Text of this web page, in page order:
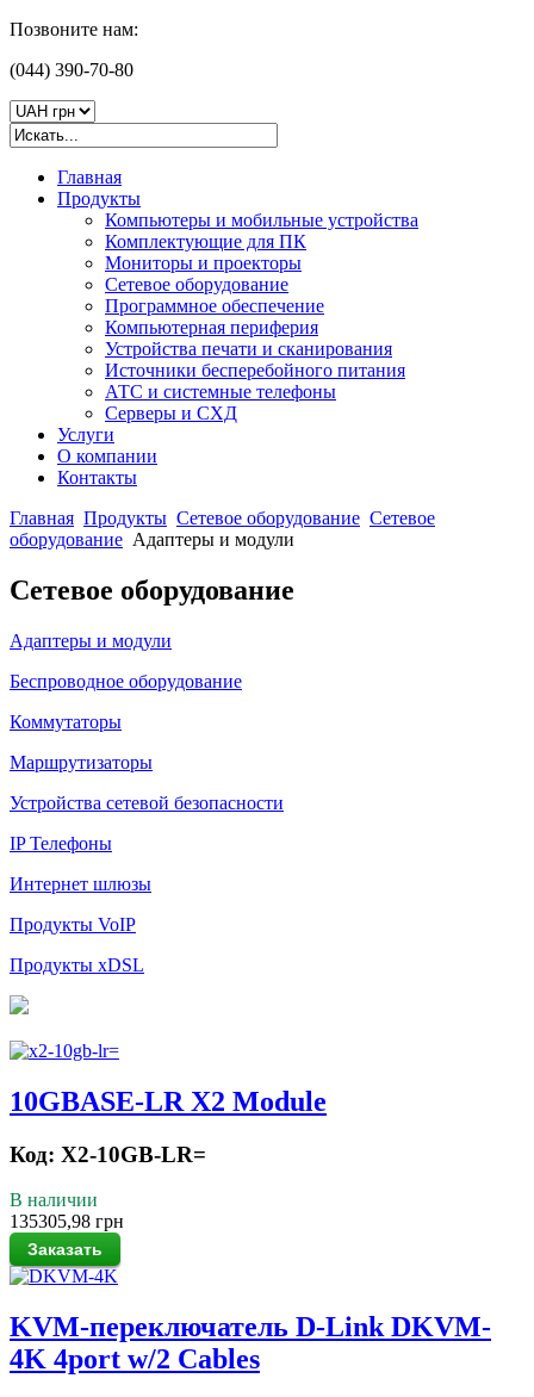
Позвоните нам:
(044) 390-70-80
Главная
Продукты
Компьютеры и мобильные устройства
Комплектующие для ПК
Мониторы и проекторы
Сетевое оборудование
Программное обеспечение
Компьютерная периферия
Устройства печати и сканирования
Источники бесперебойного питания
АТС и системные телефоны
Серверы и СХД
Услуги
О компании
Контакты
Главная Продукты Сетевое оборудование Сетевое
оборудование Адаптеры и модули
Сетевое оборудование
Адаптеры и модули
Беспроводное оборудование
Коммутаторы
Маршрутизаторы
Устройства сетевой безопасности
IP Телефоны
Интернет шлюзы
Продукты VoIP
Продукты xDSL
10GBASE-LR X2 Module
Код: X2-10GB-LR=
В наличии
135305,98 грн
KVM-переключатель D-Link DKVM-
4K 4port w/2 Cables